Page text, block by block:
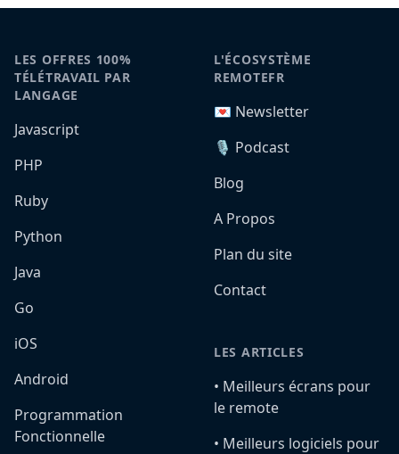
LES OFFRES 100%
TÉLÉTRAVAIL PAR
LANGAGE
Javascript
PHP
Ruby
Python
Java
Go
iOS
Android
Programmation
Fonctionnelle
L'ÉCOSYSTÈME
REMOTEFR
💌 Newsletter
🎙️ Podcast
Blog
A Propos
Plan du site
Contact
LES ARTICLES
•️ Meilleurs écrans pour
le remote
•️ Meilleurs logiciels pour